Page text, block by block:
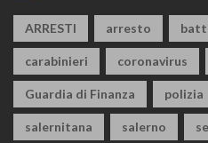
ARRESTI arresto
carabinieri coronavirus
Guardia di Finanza polizia
salernitana salerno